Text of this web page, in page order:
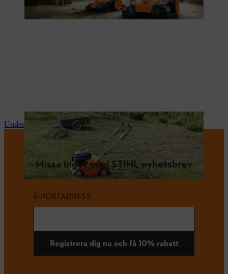
Underhåll och reparationer
Missa inget med STIHL nyhetsbrev
E-POSTADRESS
Registrera dig nu och få 10% rabatt